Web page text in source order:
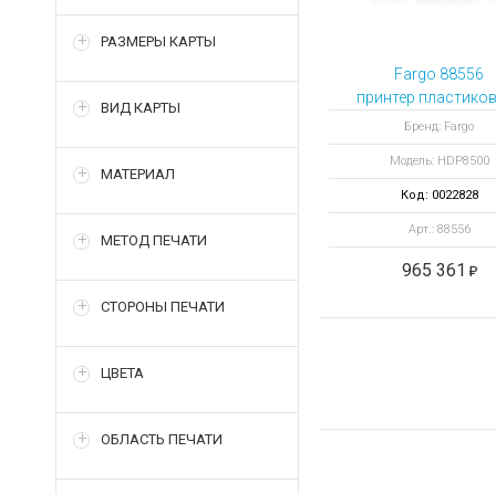
РАЗМЕРЫ КАРТЫ
ВИД КАРТЫ
МАТЕРИАЛ
МЕТОД ПЕЧАТИ
СТОРОНЫ ПЕЧАТИ
ЦВЕТА
ОБЛАСТЬ ПЕЧАТИ
Fargo 88556
принтер
Бренд: Fargo
Модель: HDP8500
Код: 0022828
Арт.: 88556
965 361